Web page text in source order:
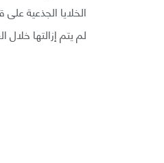
الخلايا الجذعية
لم يتم إزالتها